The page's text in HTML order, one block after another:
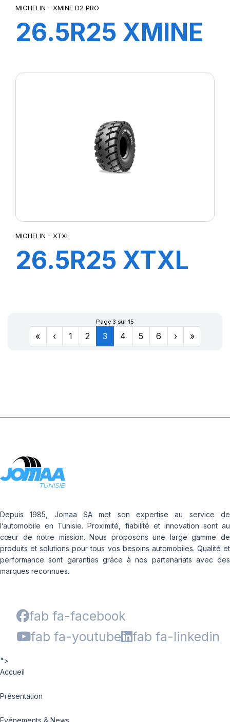
MICHELIN - XMINE D2 PRO
26.5R25 XMINE
MICHELIN - XTXL
26.5R25 XTXL
TL
Page 3 sur 15
« ‹ 1 2 3 4 5 6 › »
Depuis 1985, Jomaa SA met son expertise au service de
l’automobile en Tunisie. Proximité, fiabilité et innovation sont au
cœur de notre mission. Nous proposons une large gamme de
produits et solutions pour tous vos besoins automobiles. Qualité et
performance sont garanties grâce à nos partenariats avec des
marques reconnues.
fab fa-facebook
fab fa-youtube
fab fa-linkedin
">
Accueil
Présentation
Evénements & News